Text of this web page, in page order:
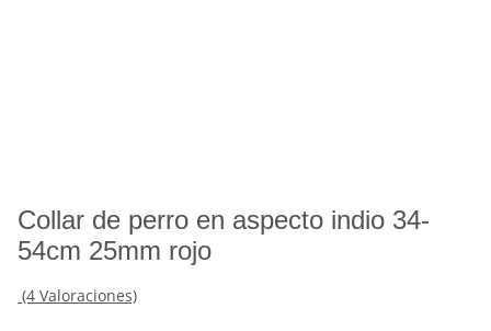
Collar de perro en aspecto indio 34-
54cm 25mm rojo
(4 Valoraciones)